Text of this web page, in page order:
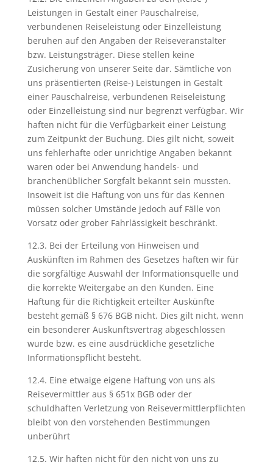
Leistungen in Gestalt einer Pauschalreise,
verbundenen Reiseleistung oder Einzelleistung
beruhen auf den Angaben der Reiseveranstalter
bzw. Leistungsträger. Diese stellen keine
Zusicherung von unserer Seite dar. Sämtliche von
uns präsentierten (Reise-) Leistungen in Gestalt
einer Pauschalreise, verbundenen Reiseleistung
oder Einzelleistung sind nur begrenzt verfügbar. Wir
haften nicht für die Verfügbarkeit einer Leistung
zum Zeitpunkt der Buchung. Dies gilt nicht, soweit
uns fehlerhafte oder unrichtige Angaben bekannt
waren oder bei Anwendung handels- und
branchenüblicher Sorgfalt bekannt sein mussten.
Insoweit ist die Haftung von uns für das Kennen
müssen solcher Umstände jedoch auf Fälle von
Vorsatz oder grober Fahrlässigkeit beschränkt.
12.3. Bei der Erteilung von Hinweisen und
Auskünften im Rahmen des Gesetzes haften wir für
die sorgfältige Auswahl der Informationsquelle und
die korrekte Weitergabe an den Kunden. Eine
Haftung für die Richtigkeit erteilter Auskünfte
besteht gemäß § 676 BGB nicht. Dies gilt nicht, wenn
ein besonderer Auskunftsvertrag abgeschlossen
wurde bzw. es eine ausdrückliche gesetzliche
Informationspflicht besteht.
12.4. Eine etwaige eigene Haftung von uns als
Reisevermittler aus § 651x BGB oder der
schuldhaften Verletzung von Reisevermittlerpflichten
bleibt von den vorstehenden Bestimmungen
unberührt
12.5. Wir haften nicht für den nicht von uns zu